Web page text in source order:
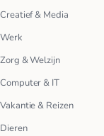
Creatief & Media
Werk
Zorg & Welzijn
Computer & IT
Vakantie & Reizen
Dieren